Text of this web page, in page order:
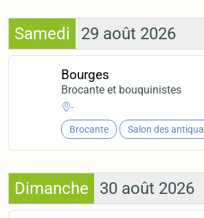
Samedi 29 août 2026
Bourges
Brocante et bouquinistes
-
Brocante Salon des
Dimanche 30 août 2026